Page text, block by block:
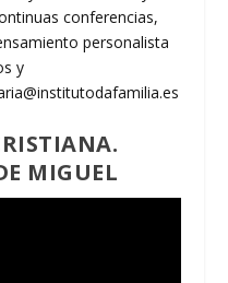
conferencias,
personalista
y
MIGUEL